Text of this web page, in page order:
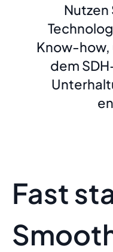
Nutzen
Know-how,
dem
Fast